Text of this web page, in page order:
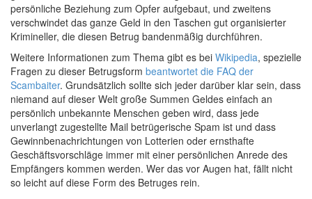
persönliche Beziehung zum Opfer aufgebaut, und zweitens
verschwindet das ganze Geld in den Taschen gut organisierter
Krimineller, die diesen Betrug bandenmäßig durchführen.
Weitere Informationen zum Thema gibt es bei Wikipedia, spezielle
Fragen zu dieser Betrugsform beantwortet die FAQ der
Scambaiter. Grundsätzlich sollte sich jeder darüber klar sein, dass
niemand auf dieser Welt große Summen Geldes einfach an
persönlich unbekannte Menschen geben wird, dass jede
unverlangt zugestellte Mail betrügerische Spam ist und dass
Gewinnbenachrichtungen von Lotterien oder ernsthafte
Geschäftsvorschläge immer mit einer persönlichen Anrede des
Empfängers kommen werden. Wer das vor Augen hat, fällt nicht
so leicht auf diese Form des Betruges rein.